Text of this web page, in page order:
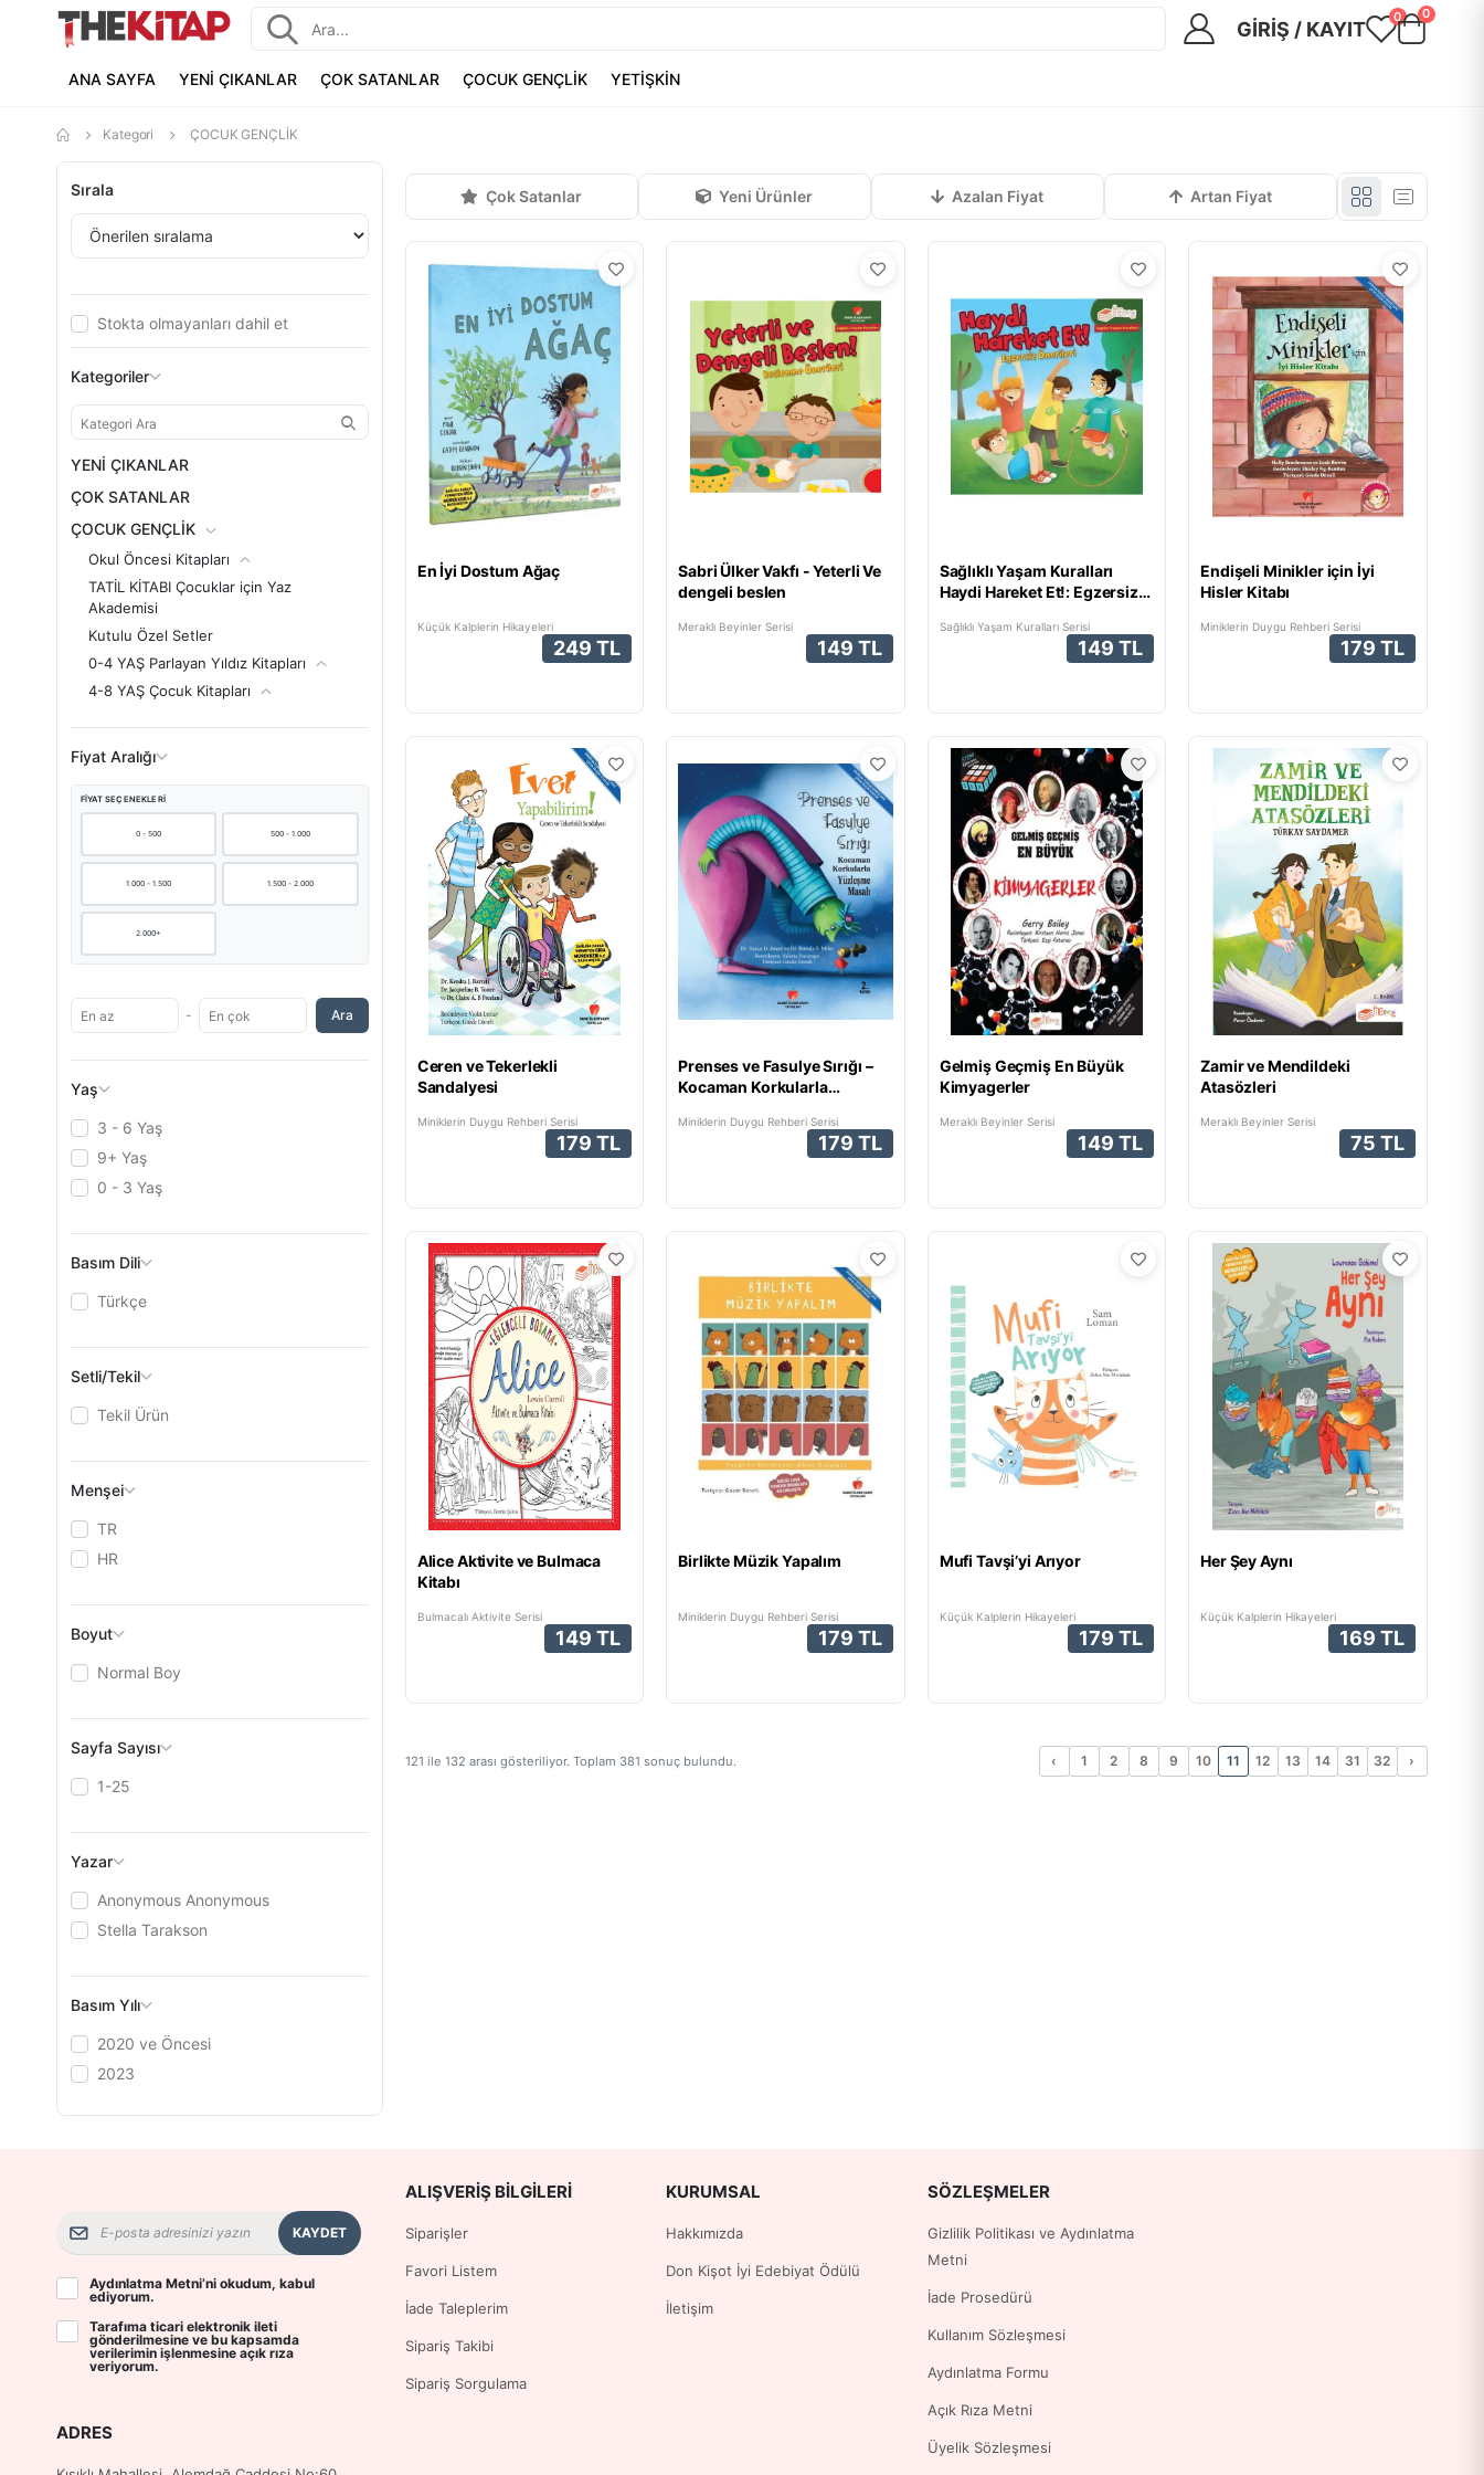
GIRIŞ / KAYIT
0 0
ANA SAYFA YENİ ÇIKANLAR ÇOK SATANLAR ÇOCUK GENÇLİK YETİŞKİN
Kategori ÇOCUK GENÇLİK
Çok Satanlar Yeni Ürünler Azalan Fiyat Artan Fiyat
En İyi Dostum Ağaç
Küçük Kalplerin Hikayeleri
249 TL
Sabri Ülker Vakfı - Yeterli Ve
dengeli beslen
Meraklı Beyinler Serisi
149 TL
Sağlıklı Yaşam Kuralları
Haydi Hareket Et!: Egzersiz
Sağlıklı Yaşam Kuralları Serisi
149 TL
Endişeli Minikler için İyi
Hisler Kitabı
Miniklerin Duygu Rehberi Serisi
179 TL
Ceren ve Tekerlekli
Sandalyesi
Miniklerin Duygu Rehberi Serisi
179 TL
Prenses ve Fasulye Sırığı –
Kocaman Korkularla
Miniklerin Duygu Rehberi Serisi
179 TL
Gelmiş Geçmiş En Büyük
Kimyagerler
Meraklı Beyinler Serisi
149 TL
Zamir ve Mendildeki
Atasözleri
Meraklı Beyinler Serisi
75 TL
Alice Aktivite ve Bulmaca
Kitabı
Bulmacalı Aktivite Serisi
149 TL
Birlikte Müzik Yapalım
Miniklerin Duygu Rehberi Serisi
179 TL
Mufi Tavşi’yi Arıyor
Küçük Kalplerin Hikayeleri
179 TL
Her Şey Aynı
Küçük Kalplerin Hikayeleri
169 TL
121 ile 132 arası gösteriliyor. Toplam 381 sonuç bulundu. ‹ 1 2 8 9 10 11 12 13 14 31 32 ›
Sırala
Stokta olmayanları dahil et
Kategoriler
YENİ ÇIKANLAR
ÇOK SATANLAR
ÇOCUK GENÇLİK
Okul Öncesi Kitapları
TATİL KİTABI Çocuklar için Yaz
Akademisi
Kutulu Özel Setler
0-4 YAŞ Parlayan Yıldız Kitapları
4-8 YAŞ Çocuk Kitapları
Çizgi Roman
Kurgu Dışı
Kurgu
Fiyat Aralığı
FIYAT SEÇENEKLERI
0 - 500 500 - 1.000
1.000 - 1.500 1.500 - 2.000
2.000+
- Ara
Yaş
3 - 6 Yaş
9+ Yaş
0 - 3 Yaş
Basım Dili
Türkçe
Setli/Tekil
Tekil Ürün
Menşei
TR
HR
Boyut
Normal Boy
Sayfa Sayısı
1-25
Yazar
Anonymous Anonymous
Stella Tarakson
Basım Yılı
2020 ve Öncesi
2023
ALIŞVERIŞ BILGILERI
Siparişler
Favori Listem
İade Taleplerim
Sipariş Takibi
Sipariş Sorgulama
KURUMSAL
Hakkımızda
Don Kişot İyi Edebiyat Ödülü
İletişim
SÖZLEŞMELER
Gizlilik Politikası ve Aydınlatma
Metni
İade Prosedürü
Kullanım Sözleşmesi
Aydınlatma Formu
Açık Rıza Metni
Üyelik Sözleşmesi
KAYDET
Aydınlatma Metni’ni okudum, kabul
ediyorum.
Tarafıma ticari elektronik ileti
gönderilmesine ve bu kapsamda
verilerimin işlenmesineaçık rıza
veriyorum.
ADRES